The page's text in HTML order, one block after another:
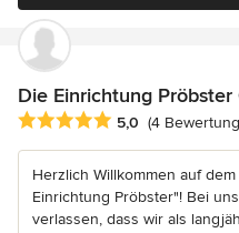
Die Einrichtung Pröbster
Durchschnittliche
5,0 (4
Herzlich Willkommen auf
Einrichtung Pröbster"! Bei
verlassen, dass wir als